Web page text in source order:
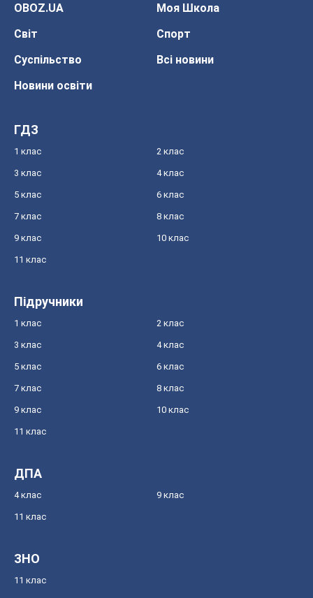
OBOZ.UA
Моя Школа
Світ
Спорт
Суспільство
Всі новини
Новини освіти
ГДЗ
1 клас 2 клас
3 клас 4 клас
5 клас 6 клас
7 клас 8 клас
9 клас 10 клас
11 клас
Підручники
1 клас 2 клас
3 клас 4 клас
5 клас 6 клас
7 клас 8 клас
9 клас 10 клас
11 клас
ДПА
4 клас 9 клас
11 клас
ЗНО
11 клас